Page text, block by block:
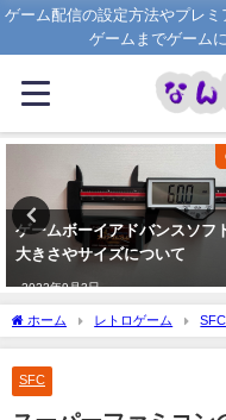
ゲーム配信の設定方法やプレ
ゲームまでゲーム
【PS2】PS2とOBSの接
とめGV-USB2編
2022年7月1日
ホーム レトロゲーム SFC
け方を徹底解説
SFC